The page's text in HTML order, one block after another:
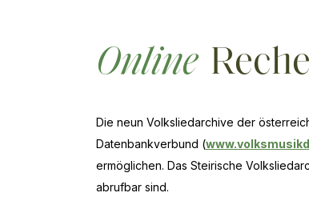
Online
Die neun Volksliedarchive der
Datenbankverbund (
ermöglichen. Das Steirische
abrufbar sind.